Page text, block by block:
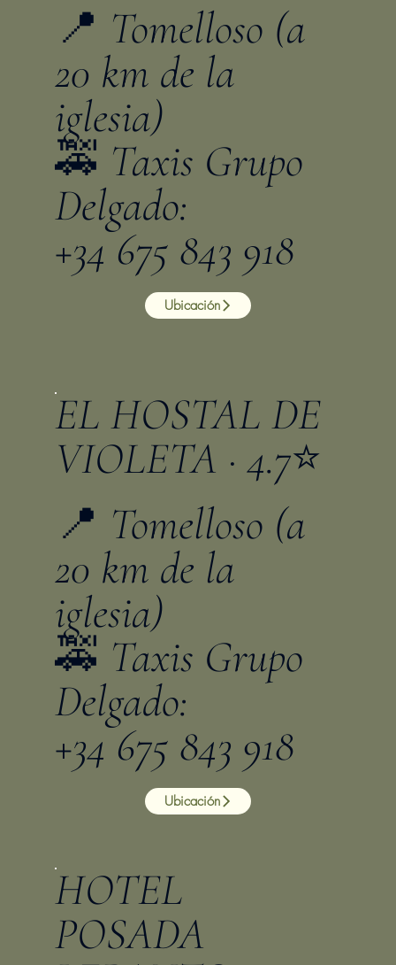
Ubicación
📍 Tomelloso (a
20 km de la
iglesia)
🚕 Taxis Grupo
Delgado:
+34 675 843 918
EL HOSTAL DE
VIOLETA · 4.7⭐️
Ubicación
📍 Tomelloso (a
20 km de la
iglesia)
🚕 Taxis Grupo
Delgado:
+34 675 843 918
HOTEL
POSADA